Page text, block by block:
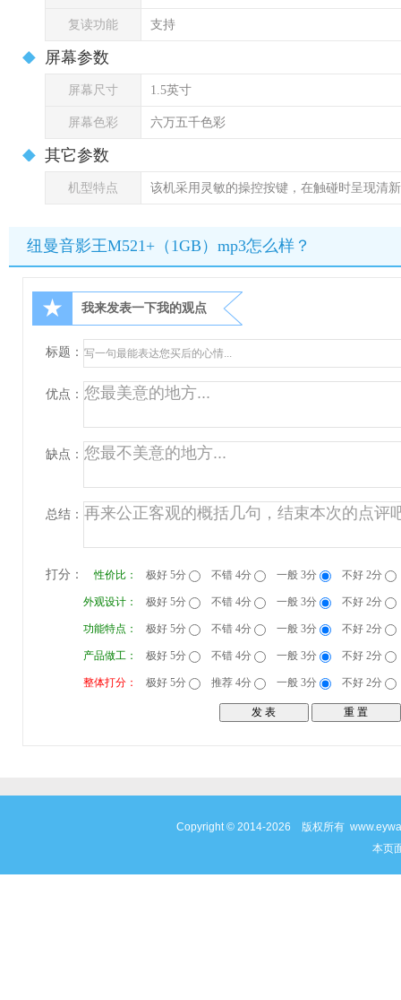
复读功能 支持
屏幕参数
屏幕尺寸 1.5英寸
屏幕色彩 六万五千色彩
其它参数
机型特点 该机采用灵敏的操控按键，在触碰时呈现清
纽曼音影王M521+（1GB）mp3怎么样？
★ 我来发表一下我的观点
标题：
优点：
缺点：
总结：
打分： 性价比： 极好 5分 不错 4分 一般 3分 不好 2分
外观设计： 极好 5分 不错 4分 一般 3分 不好 2分
功能特点： 极好 5分 不错 4分 一般 3分 不好 2分
产品做工： 极好 5分 不错 4分 一般 3分 不好 2分
整体打分： 极好 5分 推荐 4分 一般 3分 不好 2分
Copyright © 2014-2026 版权所有
本页